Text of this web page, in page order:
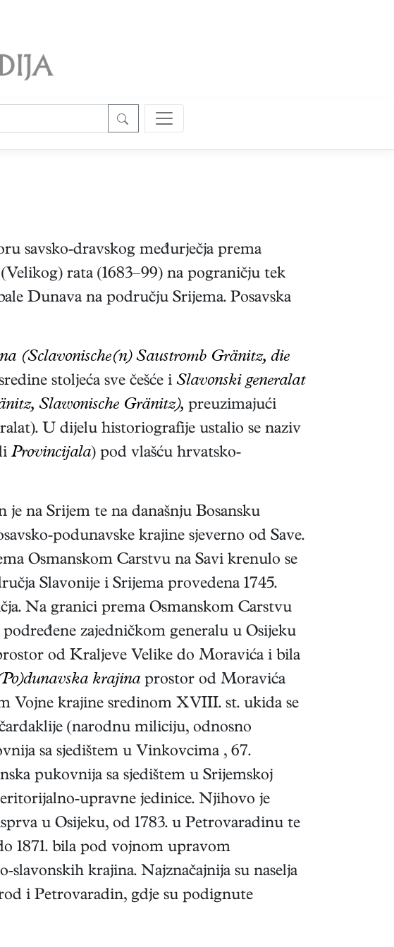
savsko-dravskog međurječja prema
rata (1683–99) na pograničju tek
Dunava na području Srijema. Posavska
(Sclavonische(n) Saustromb Gränitz, die
stoljeća sve češće i Slavonski generalat
Slawonische Gränitz), preuzimajući
U dijelu historiografije ustalio se naziv
Provincijala) pod vlašću hrvatsko-
na Srijem te na današnju Bosansku
podunavske krajine sjeverno od Save.
Osmanskom Carstvu na Savi krenulo se
Slavonije i Srijema provedena 1745.
Na granici prema Osmanskom Carstvu
zajedničkom generalu u Osijeku
od Kraljeve Velike do Moravića i bila
krajina prostor od Moravića
Vojne krajine sredinom XVIII. st. ukida se
(narodnu miliciju, odnosno
sa sjedištem u Vinkovcima , 67.
pukovnija sa sjedištem u Srijemskoj
upravne jedinice. Njihovo je
u Osijeku, od 1783. u Petrovaradinu te
1871. bila pod vojnom upravom
krajina. Najznačajnija su naselja
i Petrovaradin, gdje su podignute